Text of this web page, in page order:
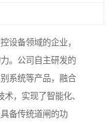
设备领域的企业，
。公司自主研发的
系统等产品，融合
，实现了智能化、
备传统道闸的功